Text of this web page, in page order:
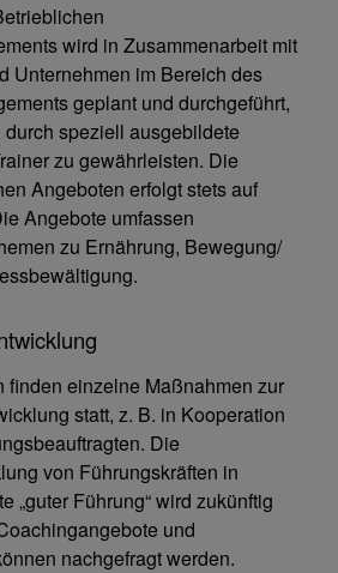
wird in Zusammenarbeit mit
Unternehmen im Bereich des
geplant und durchgeführt,
speziell ausgebildete
zu gewährleisten. Die
Angeboten erfolgt stets auf
Angebote umfassen
zu Ernährung, Bewegung/
finden einzelne Maßnahmen zur
statt, z. B. in Kooperation
Die
von Führungskräften in
„guter Führung“ wird zukünftig
und
nachgefragt werden.